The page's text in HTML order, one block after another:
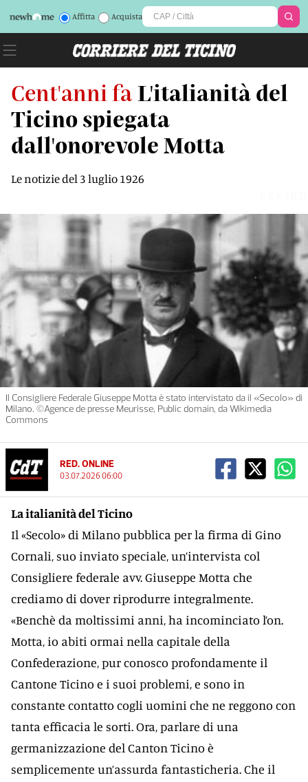
Affitta Acquista
Cent'anni fa L'italianità del
Ticino spiegata
dall'onorevole Motta
Le notizie del 3 luglio 1926
Il Consigliere Federale Giuseppe Motta è stato intervistato da il «Secolo» di
Milano. ©Agence de presse Meurisse, Public domain, da Wikimedia
Commons
RED. ONLINE
03.07.2026 06:00
La italianità del Ticino
Il «Secolo» di Milano pubblica per la firma di Gino
Cornali, suo inviato speciale, un’intervista col
Consigliere federale avv. Giuseppe Motta che
crediamo di dover riprodurre integralmente.
«Benchè da moltissimi anni, ha incominciato l’on.
Motta, io abiti ormai nella capitale della
Confederazione, pur conosco profondamente il
Cantone Ticino e i suoi problemi, e sono in
constante contatto cogli uomini che ne reggono con
tanta efficacia le sorti. Ora, parlare di una
germanizzazione del Canton Ticino è
semplicemente un’assurda fantasticheria. Che il